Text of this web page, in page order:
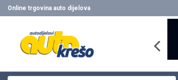
Skip
to
Online trgovina auto dijelova